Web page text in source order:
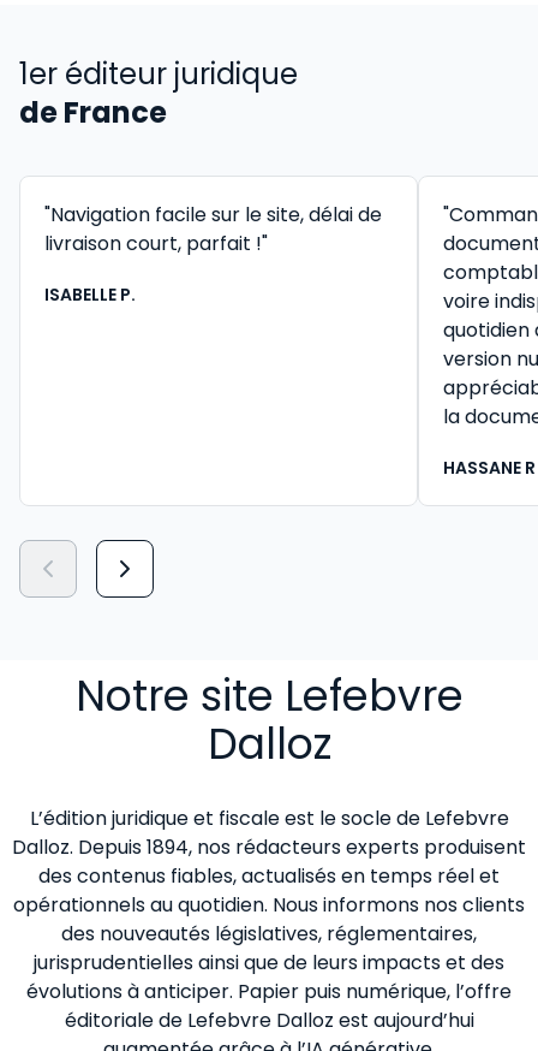
1er éditeur juridique
de France
"Navigation facile sur le site, délai de
livraison court, parfait !"
ISABELLE P.
voire
version
la
HASSANE R
Notre site Lefebvre
Dalloz
L’édition juridique et fiscale est le socle de Lefebvre
Dalloz. Depuis 1894, nos rédacteurs experts produisent
des contenus fiables, actualisés en temps réel et
opérationnels au quotidien. Nous informons nos clients
des nouveautés législatives, réglementaires,
jurisprudentielles ainsi que de leurs impacts et des
évolutions à anticiper. Papier puis numérique, l’offre
éditoriale de Lefebvre Dalloz est aujourd’hui